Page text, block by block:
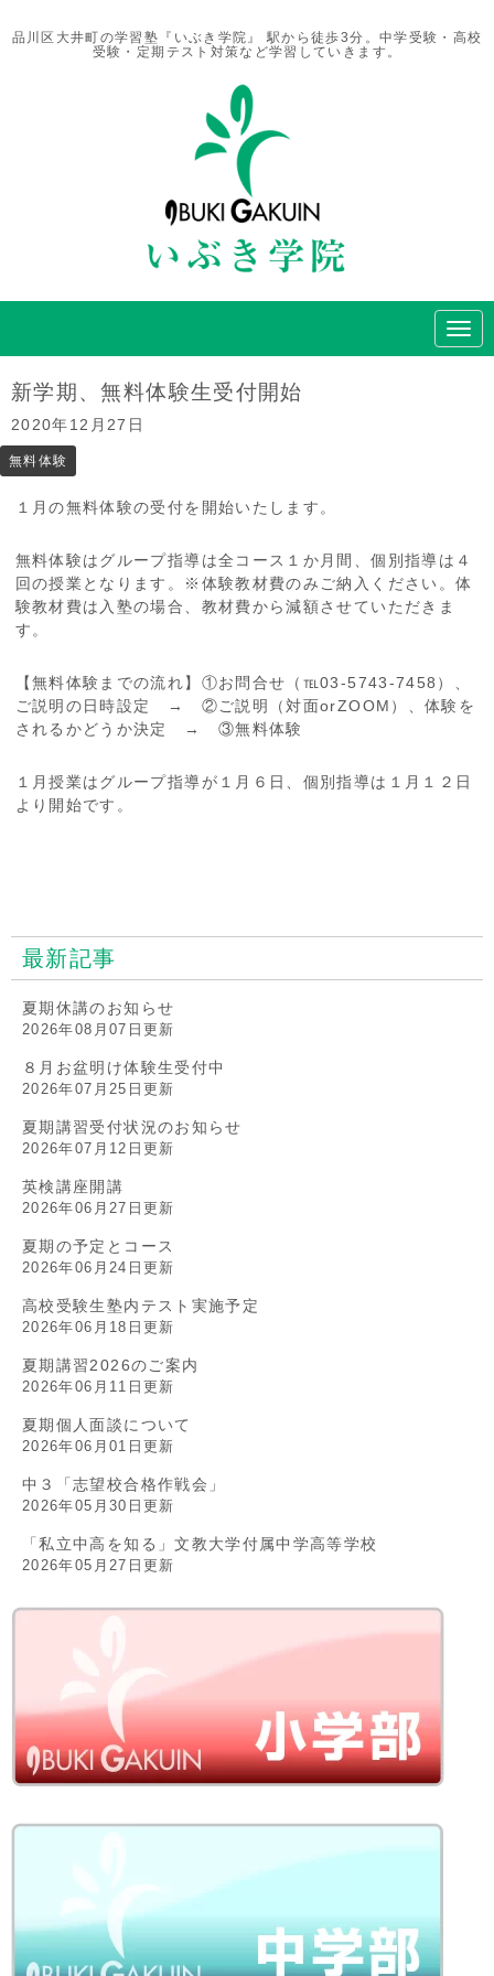
品川区大井町の学習塾『いぶき学院』 駅から徒歩3分。中学受験・高校
受験・定期テスト対策など学習していきます。
N
a
新学期、無料体験生受付開始
2020年12月27日
無料体験
１月の無料体験の受付を開始いたします。
無料体験はグループ指導は全コース１か月間、個別指導は４
回の授業となります。※体験教材費のみご納入ください。体
験教材費は入塾の場合、教材費から減額させていただきま
す。
【無料体験までの流れ】①お問合せ（℡03-5743-7458）、
ご説明の日時設定 → ②ご説明（対面orZOOM）、体験を
されるかどうか決定 → ③無料体験
１月授業はグループ指導が１月６日、個別指導は１月１２日
より開始です。
最新記事
夏期休講のお知らせ
2026年08月07日更新
８月お盆明け体験生受付中
2026年07月25日更新
夏期講習受付状況のお知らせ
2026年07月12日更新
英検講座開講
2026年06月27日更新
夏期の予定とコース
2026年06月24日更新
高校受験生塾内テスト実施予定
2026年06月18日更新
夏期講習2026のご案内
2026年06月11日更新
夏期個人面談について
2026年06月01日更新
中３「志望校合格作戦会」
2026年05月30日更新
「私立中高を知る」文教大学付属中学高等学校
2026年05月27日更新